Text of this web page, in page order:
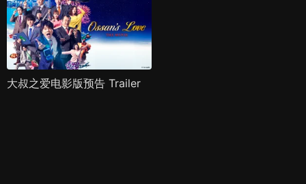
大叔之爱电影版预告 Trailer